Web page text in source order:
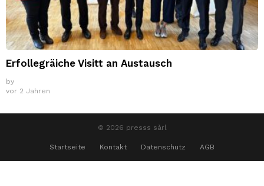
Erfollegräiche Visitt an Austausch
by
vor 2 Jahren
© 2026 presss sàrl
Startseite Kontakt Datenschutz AGB